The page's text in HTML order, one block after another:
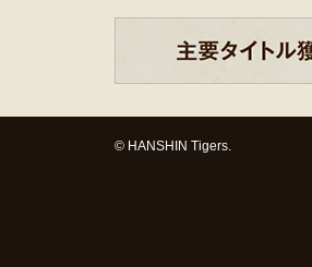
© HANSHIN Tigers.